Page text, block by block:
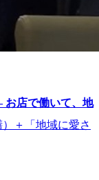
お店で働いて、地
＋「地域に愛さ